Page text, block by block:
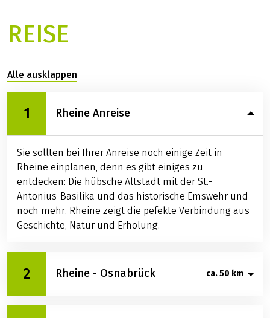
REISE
Alle ausklappen
1 Rheine Anreise
Sie sollten bei Ihrer Anreise noch einige Zeit in
Rheine einplanen, denn es gibt einiges zu
entdecken: Die hübsche Altstadt mit der St.-
Antonius-Basilika und das historische Emswehr und
noch mehr. Rheine zeigt die pefekte Verbindung aus
Geschichte, Natur und Erholung.
2 Rheine - Osnabrück ca. 50 km